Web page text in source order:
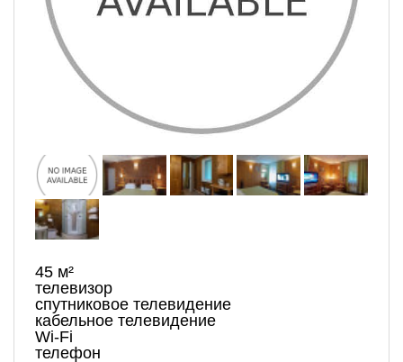
45 м²
телевизор
спутниковое телевидение
кабельное телевидение
Wi-Fi
телефон